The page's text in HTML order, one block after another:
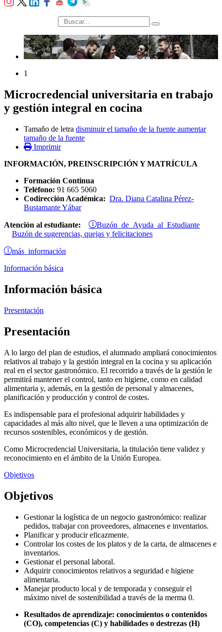
búsqueda
1
Microcredencial universitaria en trabajo
y gestión integral en cocina
Tamaño de letra disminuir el tamaño de la fuente aumentar
tamaño de la fuente
Imprimir
INFORMACIÓN, PREINSCRIPCIÓN Y MATRÍCULA
Formación Continua
Teléfono: 91 665 5060
Codirección Académica: Dra. Diana Catalina Pérez-
Bustamante Yábar
Atención al estudiante: Buzón de Ayuda al Estudiante
Buzón de sugerencias, quejas y felicitaciones
más información
Información básica
Información básica
Presentación
Presentación
A lo largo del plan de estudios, el alumnado ampliará conocimientos
relativos al trabajo y la gestión integral en la cocina y su aplicación
real en el sector gastronómico. El recorrido a través de la gestión le
permitirá mantener el control, tanto en higiene, como en calidad
alimentaria y, además, en la gestión de personal y almacenes,
planificación y producción y control de costes.
Es indispensable para el profesional adquirir habilidades y
capacidades al más alto nivel, que le lleven a una optimización de
recursos sostenibles, económicos y de gestión.
Como Microcredencial Universitaria, la titulación tiene validez y
reconocimiento en el ámbito de la Unión Europea.
Objetivos
Objetivos
Gestionar la logística de un negocio gastronómico: realizar
pedidos, trabajar con proveedores, almacenes e inventarios.
Planificar y producir eficazmente.
Controlar los costes de los platos y de la carta, de almacenes e
inventarios.
Gestionar el personal laboral.
Adquirir conocimientos relativos a seguridad e higiene
alimentaria.
Manejar producto local y de temporada y conseguir el
máximo nivel de sostenibilidad a través de la merma 0.
Resultados de aprendizaje: conocimientos o contenidos
(CO), competencias (C) y habilidades o destrezas (H)